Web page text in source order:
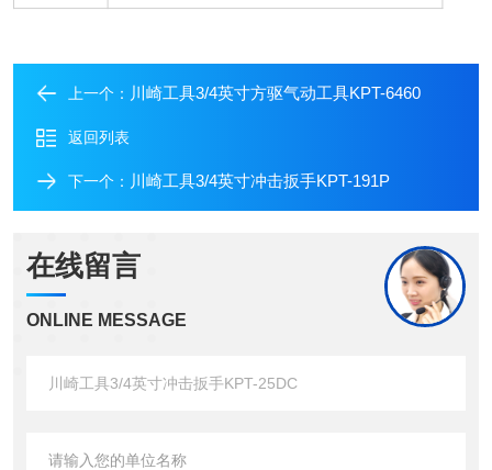
上一个： 川崎工具3/4英寸方驱气动工具KPT-6460
返回列表
下一个： 川崎工具3/4英寸冲击扳手KPT-191P
在线留言
ONLINE MESSAGE